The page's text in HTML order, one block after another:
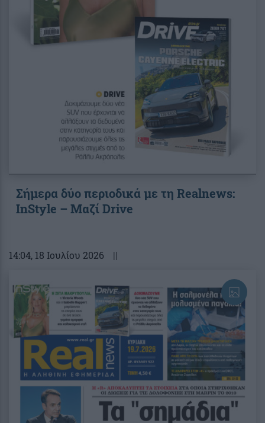
Σήμερα δύο περιοδικά με τη Realnews:
InStyle – Μαζί Drive
14:04, 18 Ιουλίου 2026 ||